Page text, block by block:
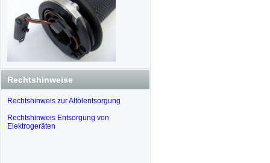
Rechtshinweise
Rechtshinweis zur Altölentsorgung
Rechtshinweis Entsorgung von
Elektrogeräten